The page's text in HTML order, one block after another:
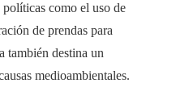
como el uso de
de prendas para
también destina un
medioambientales.